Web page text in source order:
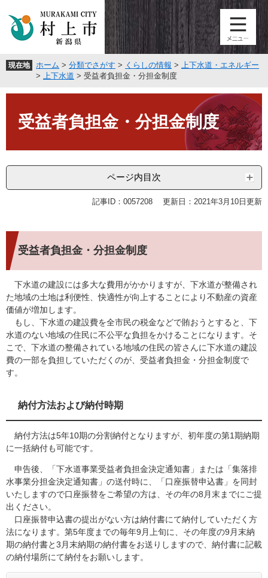
頭
す
飛
し
現在地 ホーム > 分類でさがす > くらしの情報 > 上下水道・エネルギー
> 上下水道 > 受益者負担金・分担金制度
受益者負担金・分担金制度
ページ内目次
記事ID：0057208 更新日：2021年3月10日更新
受益者負担金・分担金制度
下水道の建設には多大な費用がかかりますが、下水道が整備され
た地域の土地は利便性、快適性が向上することにより不動産の資産
価値が増加します。
もし、下水道の建設費を全市民の税金などで賄おうとすると、下
水道のない地域の住民に不公平な負担をかけることになります。そ
こで、下水道の整備されている地域の住民の皆さんに下水道の建設
費の一部を負担していただくのが、受益者負担金・分担金制度で
す。
納付方法および納付時期
納付方法は5年10期の分割納付となりますが、初年度の第1期納期
に一括納付も可能です。
申告後、「下水道事業受益者負担金決定通知書」または「集落排
水事業分担金決定通知書」の送付時に、「口座振替申込書」を同封
いたしますので口座振替をご希望の方は、その年の8月末までにご提
出ください。
口座振替申込書の提出がない方は納付書にて納付していただく方
法になります。第5年度までの毎年9月上旬に、その年度の9月末納
期の納付書と3月末納期の納付書をお送りしますので、納付書に記載
の納付場所にて納付をお願いします。